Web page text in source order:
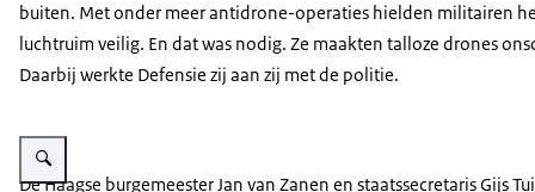
buiten. Met onder meer antidrone-operaties hielden militairen
luchtruim veilig. En dat was nodig. Ze maakten talloze drones
Daarbij werkte Defensie zij aan zij met de politie.
Vergroot afbeelding Gijs Tuinman en burgemeester Jan van Zaanen
De Haagse burgemeester Jan van Zanen en staatssecretaris